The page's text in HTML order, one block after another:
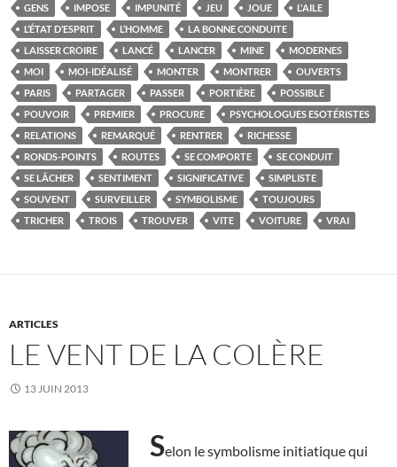
GENS
IMPOSE IMPUNITÉ JEU JOUE
L'AILE
L’ÉTAT D’ESPRIT
L’HOMME
LA BONNE CONDUITE
LAISSER CROIRE
LANCÉ LANCER MINE
MODERNES
MOI
MOI-IDÉALISÉ MONTER MONTRER
OUVERTS
PARIS
PARTAGER PASSER PORTIÈRE
POSSIBLE
POUVOIR
PREMIER PROCURE
PSYCHOLOGUES ESOTÉRISTES
RELATIONS
REMARQUÉ RENTRER
RICHESSE
RONDS-POINTS
ROUTES SE COMPORTE
SE CONDUIT
SE LÂCHER
SENTIMENT SIGNIFICATIVE
SIMPLISTE
SOUVENT
SURVEILLER SYMBOLISME
TOUJOURS
TRICHER
TROIS TROUVER VITE VOITURE VRAI
ARTICLES
LE VENT DE LA COLÈRE
13 JUIN 2013
Selon le symbolisme initiatique qui